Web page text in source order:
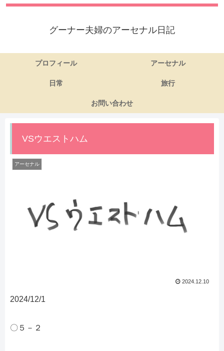
グーナー夫婦のアーセナル日記
プロフィール アーセナル
日常 旅行
お問い合わせ
VSウエストハム
アーセナル
2024.12.10
2024/12/1
〇５－２